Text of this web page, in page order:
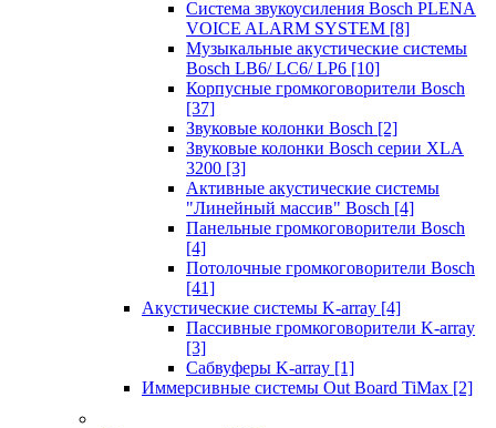
Система звукоусиления Bosch PLENA
VOICE ALARM SYSTEM [8]
Музыкальные акустические системы
Bosch LB6/ LC6/ LP6 [10]
Корпусные громкоговорители Bosch
[37]
Звуковые колонки Bosch [2]
Звуковые колонки Bosch серии XLA
3200 [3]
Активные акустические системы
"Линейный массив" Bosch [4]
Панельные громкоговорители Bosch
[4]
Потолочные громкоговорители Bosch
[41]
Акустические системы K-array [4]
Пассивные громкоговорители K-array
[3]
Сабвуферы K-array [1]
Иммерсивные системы Out Board TiMax [2]